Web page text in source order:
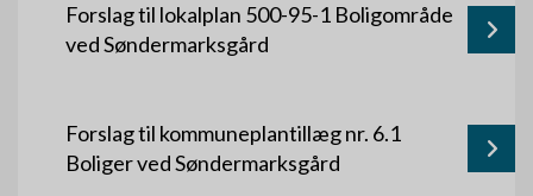
Forslag til lokalplan 500-95-1 Boligområde
ved Søndermarksgård
Forslag til kommuneplantillæg nr. 6.1
Boliger ved Søndermarksgård